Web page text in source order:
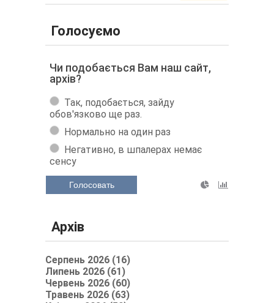
Голосуємо
Чи подобається Вам наш сайт,
архів?
Так, подобається, зайду
обов'язково ще раз.
Нормально на один раз
Негативно, в шпалерах немає
сенсу
Голосовать
Архів
Серпень 2026 (16)
Липень 2026 (61)
Червень 2026 (60)
Травень 2026 (63)